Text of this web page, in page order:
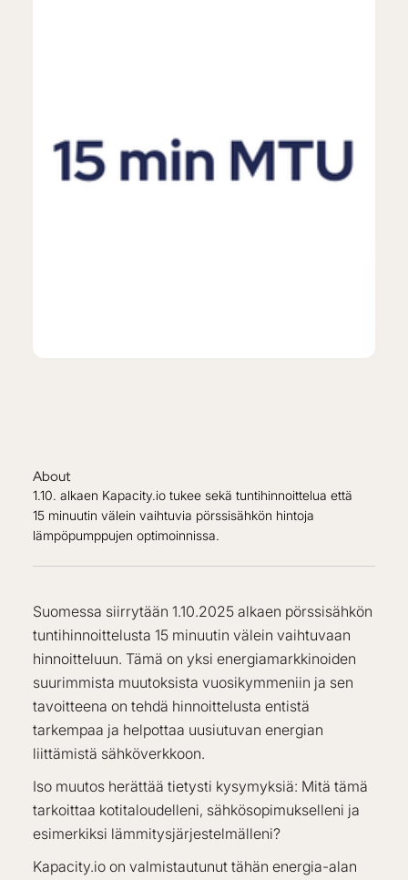
About
1.10. alkaen Kapacity.io tukee sekä tuntihinnoittelua että
15 minuutin välein vaihtuvia pörssisähkön hintoja
lämpöpumppujen optimoinnissa.
Suomessa siirrytään 1.10.2025 alkaen pörssisähkön
tuntihinnoittelusta 15 minuutin välein vaihtuvaan
hinnoitteluun. Tämä on yksi energiamarkkinoiden
suurimmista muutoksista vuosikymmeniin ja sen
tavoitteena on tehdä hinnoittelusta entistä
tarkempaa ja helpottaa uusiutuvan energian
liittämistä sähköverkkoon.
Iso muutos herättää tietysti kysymyksiä: Mitä tämä
tarkoittaa kotitaloudelleni, sähkösopimukselleni ja
esimerkiksi lämmitysjärjestelmälleni?
Kapacity.io on valmistautunut tähän energia-alan